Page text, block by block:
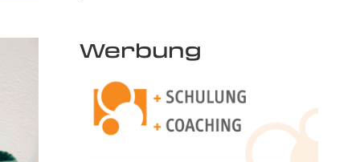
Werbung